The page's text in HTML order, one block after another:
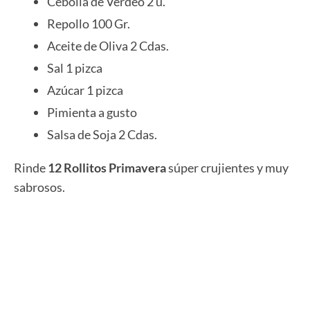
Repollo 100 Gr.
Aceite de Oliva 2 Cdas.
Sal 1 pizca
Azúcar 1 pizca
Pimienta a gusto
Salsa de Soja 2 Cdas.
Rinde12 Rollitos Primaverasúper crujientes y muy
sabrosos.